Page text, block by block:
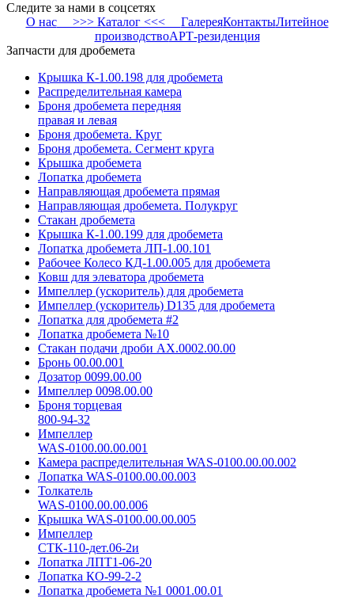
Следите за нами в соцсетях
О нас>>> Каталог <<< ГалереяКонтактыЛитейное
производствоАРТ-резиденция
Запчасти для дробемета
Крышка К-1.00.198 для дробемета
Распределительная камера
Броня дробемета передняя
правая и левая
Броня дробемета. Круг
Броня дробемета. Сегмент круга
Крышка дробемета
Лопатка дробемета
Направляющая дробемета прямая
Направляющая дробемета. Полукруг
Стакан дробемета
Крышка К-1.00.199 для дробемета
Лопатка дробемета ЛП-1.00.101
Рабочее Колесо КД-1.00.005 для дробемета
Ковш для элеватора дробемета
Импеллер (ускоритель) для дробемета
Импеллер (ускоритель) D135 для дробемета
Лопатка для дробемета #2
Лопатка дробемета №10
Стакан подачи дроби АХ.0002.00.00
Бронь 00.00.001
Дозатор 0099.00.00
Импеллер 0098.00.00
Броня торцевая
800-94-32
Импеллер
WAS-0100.00.00.001
Камера распределительная WAS-0100.00.00.002
Лопатка WAS-0100.00.00.003
Толкатель
WAS-0100.00.00.006
Крышка WAS-0100.00.00.005
Импеллер
СТК-110-дет.06-2и
Лопатка ЛПТ1-06-20
Лопатка КО-99-2-2
Лопатка дробемета №1 0001.00.01